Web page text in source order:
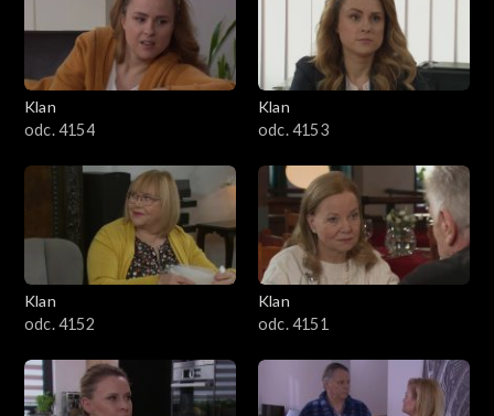
Klan
odc. 4154
Klan
odc. 4153
Klan
odc. 4152
Klan
odc. 4151